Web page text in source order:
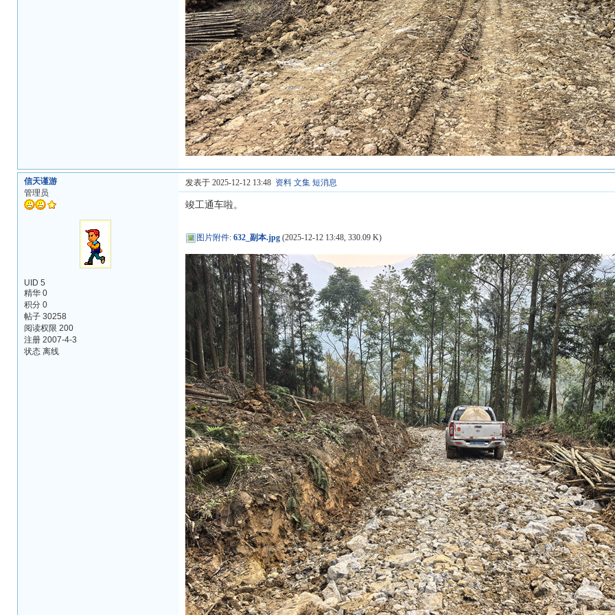
信天谨游
管理员
UID 5
精华 0
积分 0
帖子 30258
阅读权限 200
注册 2007-4-3
状态 离线
发表于 2025-12-12 13:48 资料 文集 短消息
竣工通车啦。
图片附件: 632_副本.jpg(2025-12-12 13:48, 330.09 K)